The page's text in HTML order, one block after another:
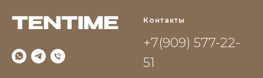
Контакты
+7(909) 577-22-
51